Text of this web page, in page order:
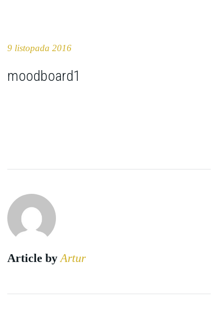
9 listopada 2016
moodboard1
Article byArtur